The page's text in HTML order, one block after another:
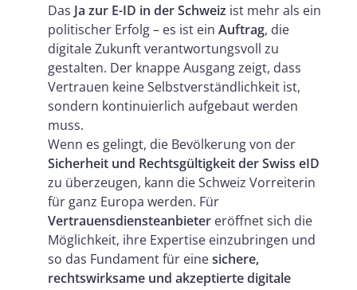
Das Ja zur E-ID in der Schweiz ist mehr als ein
politischer Erfolg – es ist ein Auftrag, die
digitale Zukunft verantwortungsvoll zu
gestalten. Der knappe Ausgang zeigt, dass
Vertrauen keine Selbstverständlichkeit ist,
sondern kontinuierlich aufgebaut werden
muss.
Wenn es gelingt, die Bevölkerung von der
Sicherheit und Rechtsgültigkeit der Swiss eID
zu überzeugen, kann die Schweiz Vorreiterin
für ganz Europa werden. Für
Vertrauensdiensteanbieter eröffnet sich die
Möglichkeit, ihre Expertise einzubringen und
so das Fundament für einesichere,
rechtswirksame und akzeptierte digitale